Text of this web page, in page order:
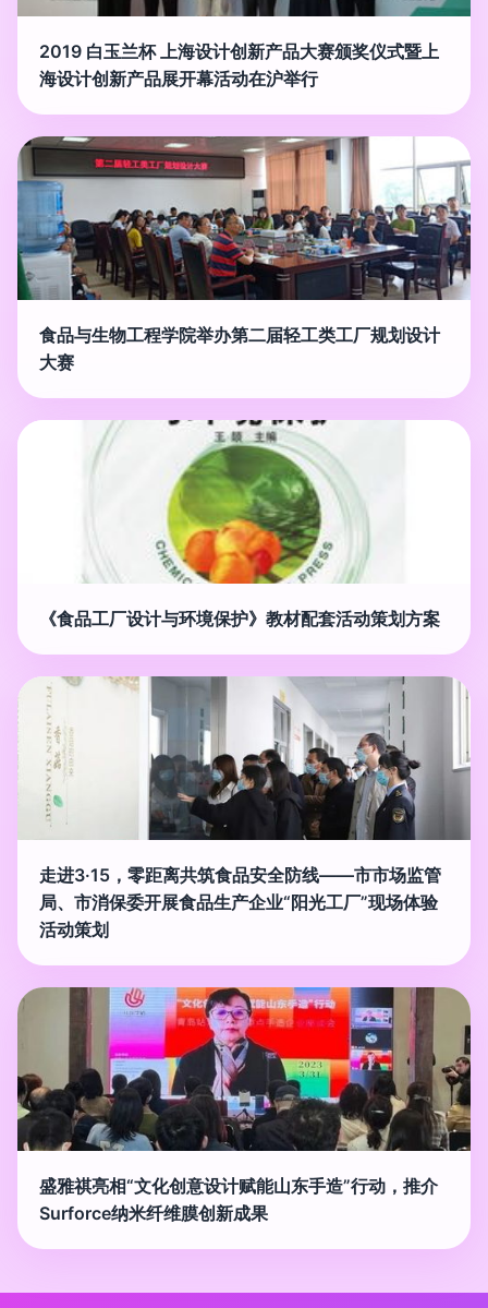
2019 白玉兰杯 上海设计创新产品大赛颁奖仪式暨上
海设计创新产品展开幕活动在沪举行
食品与生物工程学院举办第二届轻工类工厂规划设计
大赛
《食品工厂设计与环境保护》教材配套活动策划方案
走进3·15，零距离共筑食品安全防线——市市场监管
局、市消保委开展食品生产企业“阳光工厂”现场体验
活动策划
盛雅祺亮相“文化创意设计赋能山东手造”行动，推介
Surforce纳米纤维膜创新成果